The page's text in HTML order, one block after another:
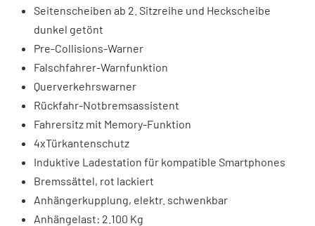
Seitenscheiben ab 2. Sitzreihe und Heckscheibe
dunkel getönt
Pre-Collisions-Warner
Falschfahrer-Warnfunktion
Querverkehrswarner
Rückfahr-Notbremsassistent
Fahrersitz mit Memory-Funktion
4xTürkantenschutz
Induktive Ladestation für kompatible Smartphones
Bremssättel, rot lackiert
Anhängerkupplung, elektr. schwenkbar
Anhängelast: 2.100 Kg